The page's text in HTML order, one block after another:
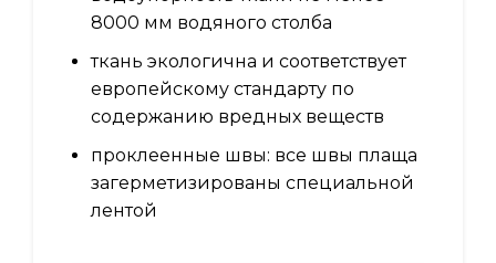
8000 мм водяного столба
ткань экологична и соответствует
европейскому стандарту по
содержанию вредных веществ
проклеенные швы: все швы плаща
загерметизированы специальной
лентой